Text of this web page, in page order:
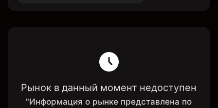
Рынок в данный момент недоступен
"Информация о рынке представлена по